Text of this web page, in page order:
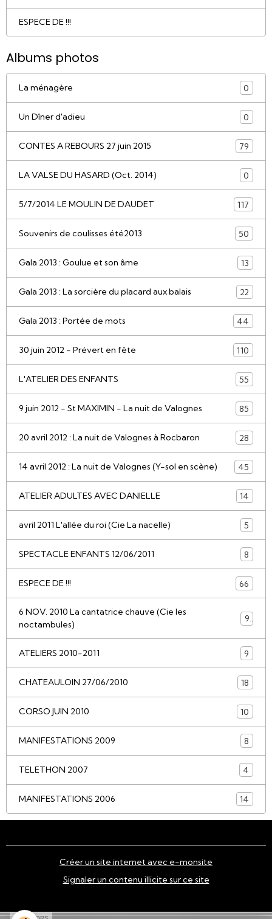
ESPECE DE !!!
Albums photos
La ménagère 0
Un Dîner d'adieu 0
CONTES A REBOURS 27 juin 2015 79
LA VALSE DU HASARD (Oct. 2014) 0
5/7/2014 LE MOULIN DE DAUDET 117
Souvenirs de coulisses été2013 50
Gala 2013 : Goulue et son âme 13
Gala 2013 : La sorcière du placard aux balais 22
Gala 2013 : Portée de mots 44
30 juin 2012 - Prévert en fête 110
L'ATELIER DES ENFANTS 55
9 juin 2012 - St MAXIMIN - La nuit de Valognes 85
20 avril 2012 : La nuit de Valognes à Rocbaron 28
14 avril 2012 : La nuit de Valognes (Y-sol en scène) 45
ATELIER ADULTES AVEC DANIELLE 14
avril 2011 L'allée du roi (Cie La nacelle) 5
SPECTACLE ENFANTS 12/06/2011 8
ESPECE DE !!! 66
6 NOV. 2010 La cantatrice chauve (Cie les
noctambules)
9
ATELIERS 2010-2011 9
CHATEAULOIN 27/06/2010 18
CORSO JUIN 2010 10
MANIFESTATIONS 2009 8
TELETHON 2007 4
MANIFESTATIONS 2006 14
Créer un site internet avec e-monsite
Signaler un contenu illicite sur ce site